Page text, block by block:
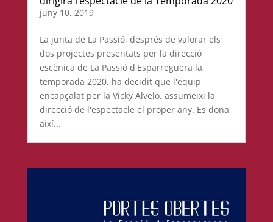
juny 10, 2019
La junta de La Passió, després de valorar els
dos projectes presentats per la direcció
escènica de La Passió d'Esparreguera la
temporada 2020, ha decidit que l'equip
encapçalat per la Vicky Alvelo, assumeixi la
direcció de l'espectacle el proper any. Es dona
així...